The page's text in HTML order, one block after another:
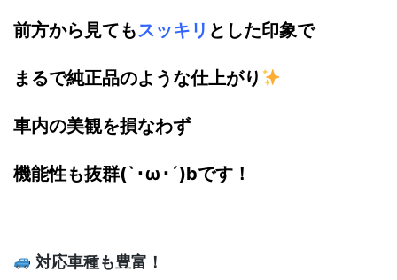
前方から見てもスッキリ とした印象で
まるで純正品のような仕上がり
車内の美観を損なわず
機能性も抜群(`･ω･´)bです！
対応車種も豊富！